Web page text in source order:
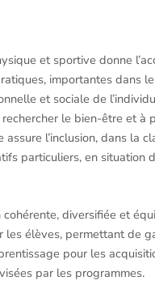
et sportive donne
importantes dans
et sociale de
le bien-être et à
assure l’inclusion, dans la
particuliers, en situation
cohérente, diversifiée et
les élèves, permettant de
pour les
par les programmes.